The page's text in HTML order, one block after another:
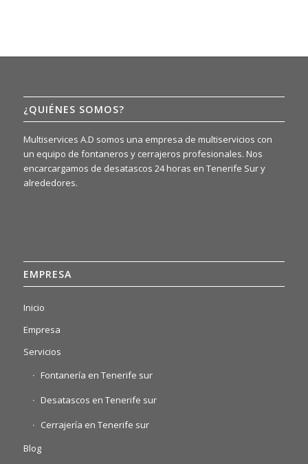
¿QUIÉNES SOMOS?
Multiservices A.D somos una empresa de multiservicios con
un equipo de fontaneros y cerrajeros profesionales. Nos
encarcargamos de desatascos 24 horas en Tenerife Sur y
alrededores.
EMPRESA
Inicio
Empresa
Servicios
Fontanería en Tenerife sur
Desatascos en Tenerife sur
Cerrajería en Tenerife sur
Blog